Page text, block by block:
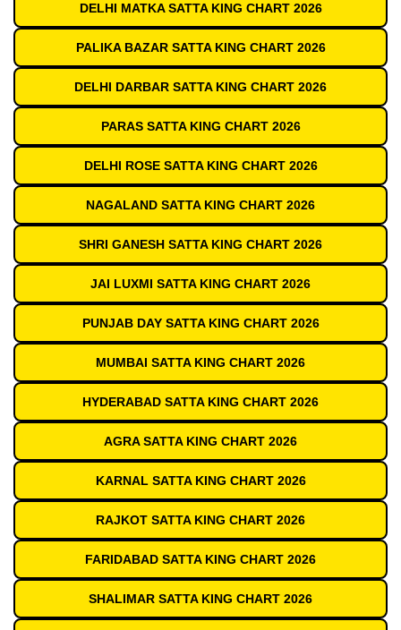
DELHI MATKA SATTA KING CHART 2026
PALIKA BAZAR SATTA KING CHART 2026
DELHI DARBAR SATTA KING CHART 2026
PARAS SATTA KING CHART 2026
DELHI ROSE SATTA KING CHART 2026
NAGALAND SATTA KING CHART 2026
SHRI GANESH SATTA KING CHART 2026
JAI LUXMI SATTA KING CHART 2026
PUNJAB DAY SATTA KING CHART 2026
MUMBAI SATTA KING CHART 2026
HYDERABAD SATTA KING CHART 2026
AGRA SATTA KING CHART 2026
KARNAL SATTA KING CHART 2026
RAJKOT SATTA KING CHART 2026
FARIDABAD SATTA KING CHART 2026
SHALIMAR SATTA KING CHART 2026